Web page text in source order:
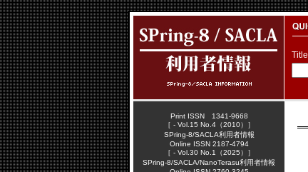
Title
Print ISSN 1341-9668
［ - Vol.15 No.4（2010）］
SPring-8/SACLA利用者情報
Online ISSN 2187-4794
［ - Vol.30 No.1（2025）］
SPring-8/SACLA/NanoTerasu利用者情報